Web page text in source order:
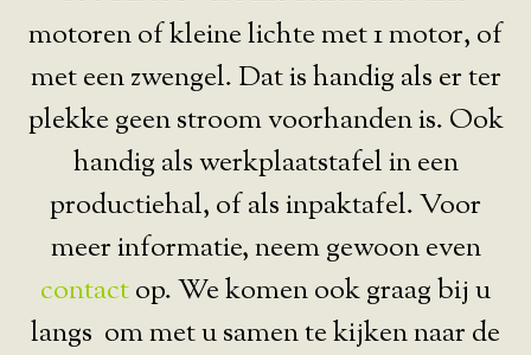
motoren of kleine lichte met 1 motor, of
met een zwengel. Dat is handig als er ter
plekke geen stroom voorhanden is. Ook
handig als werkplaatstafel in een
productiehal, of als inpaktafel. Voor
meer informatie, neem gewoon even
contactop. We komen ook graag bij u
langs om met u samen te kijken naar de